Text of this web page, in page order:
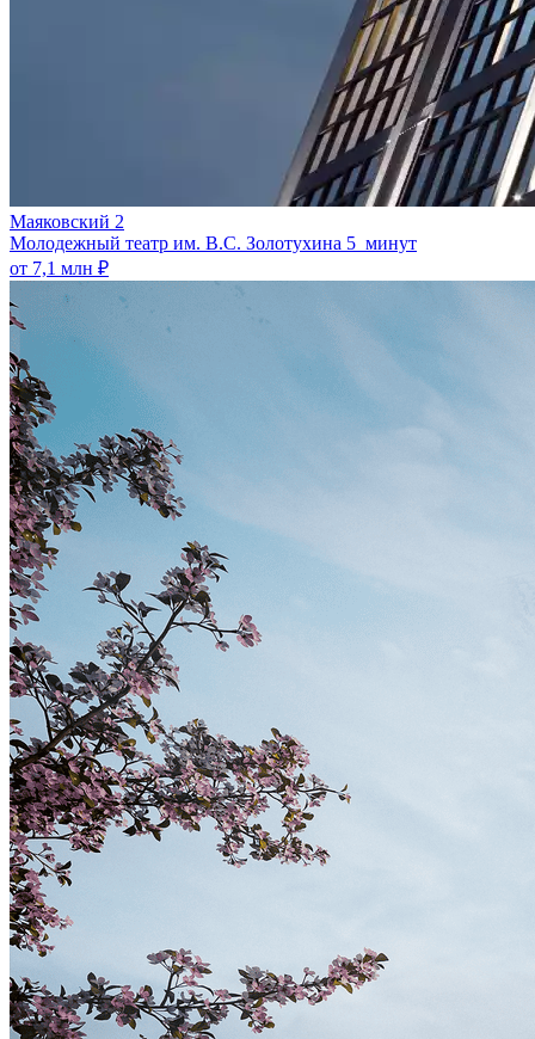
Маяковский 2
Молодежный театр им. В.С. Золотухина 5 минут
от 7,1 млн ₽